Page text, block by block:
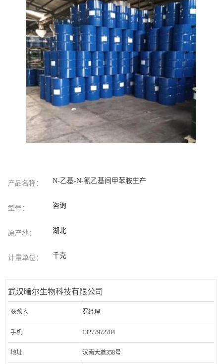
产品名称： N-乙基-N-氰乙基间甲苯胺生产
型号： 咨询
原产地： 湖北
计量单位： 千克
武汉曙尔生物科技有限公司
联系人 罗经理
手机 13277972784
地址 汉南大道358号